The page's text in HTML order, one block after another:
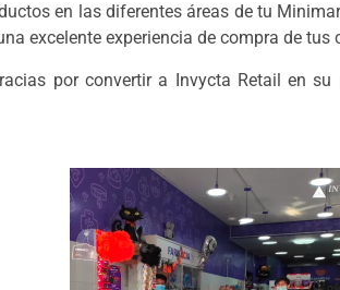
en las diferentes áreas de tu
excelente experiencia de compra de tus
por convertir a Invycta Retail en su